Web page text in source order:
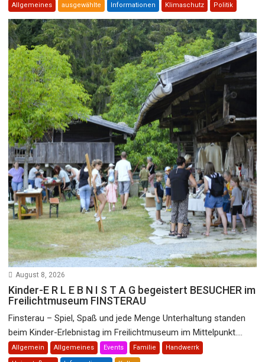
Allgemeines ausgewählte Informationen Klimaschutz Politik
August 8, 2026
Kinder-E R L E B N I S T A G begeistert BESUCHER im
Freilichtmuseum FINSTERAU
Finsterau – Spiel, Spaß und jede Menge Unterhaltung standen
beim Kinder-Erlebnistag im Freilichtmuseum im Mittelpunkt....
Allgemein Allgemeines Events Familie Handwerrk